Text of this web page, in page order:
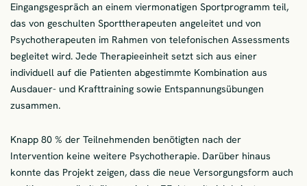
Eingangsgespräch an einem viermonatigen Sportprogramm teil,
das von geschulten Sporttherapeuten angeleitet und von
Psychotherapeuten im Rahmen von telefonischen Assessments
begleitet wird. Jede Therapieeinheit setzt sich aus einer
individuell auf die Patienten abgestimmte Kombination aus
Ausdauer- und Krafttraining sowie Entspannungsübungen
zusammen.
Knapp 80 % der Teilnehmenden benötigten nach der
Intervention keine weitere Psychotherapie. Darüber hinaus
konnte das Projekt zeigen, dass die neue Versorgungsform auch